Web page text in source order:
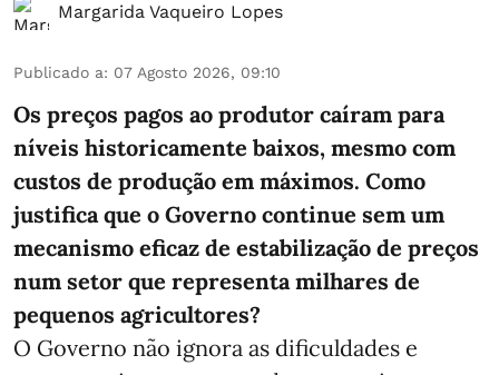
Margarida Vaqueiro Lopes
Publicado a: 07 Agosto 2026, 09:10
Os preços pagos ao produtor caíram para
níveis historicamente baixos, mesmo com
custos de produção em máximos. Como
justifica que o Governo continue sem um
mecanismo eficaz de estabilização de preços
num setor que representa milhares de
pequenos agricultores?
O Governo não ignora as dificuldades e